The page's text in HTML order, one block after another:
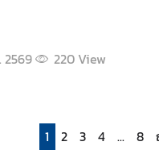
2569 220View
1 2 3 4 ... 8